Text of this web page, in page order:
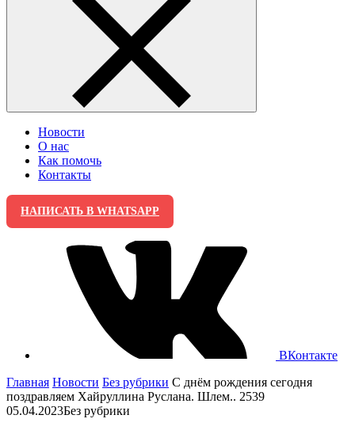
Новости
О нас
Как помочь
Контакты
НАПИСАТЬ В WHATSAPP
ВКонтакте
Главная Новости Без рубрики С днём рождения сегодня
поздравляем Хайруллина Руслана. Шлем.. 2539
05.04.2023Без рубрики